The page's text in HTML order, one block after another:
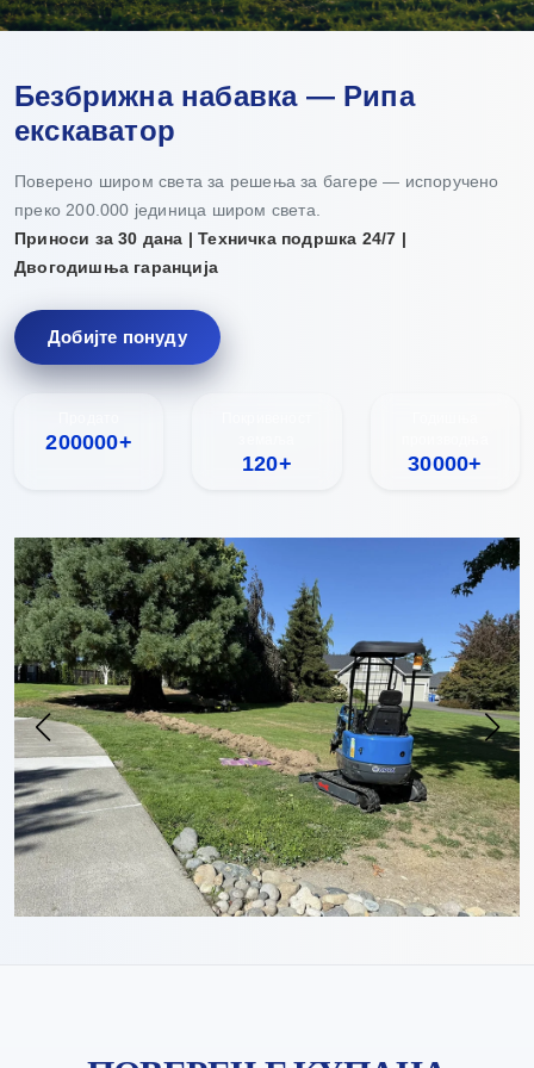
Безбрижна набавка — Рипа
екскаватор
Поверено широм света за решења за багере — испоручено
преко 200.000 јединица широм света.
Приноси за 30 дана | Техничка подршка 24/7 |
Двогодишња гаранција
Добијте понуду
200000+
120+ 30000+